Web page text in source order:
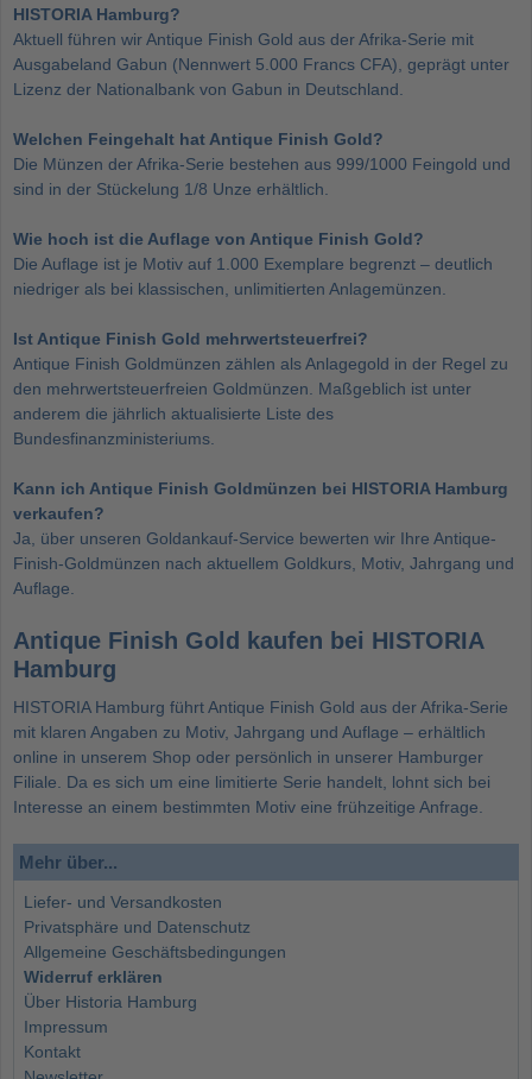
HISTORIA Hamburg?
Aktuell führen wir Antique Finish Gold aus der Afrika-Serie mit
Ausgabeland Gabun (Nennwert 5.000 Francs CFA), geprägt unter
Lizenz der Nationalbank von Gabun in Deutschland.
Welchen Feingehalt hat Antique Finish Gold?
Die Münzen der Afrika-Serie bestehen aus 999/1000 Feingold und
sind in der Stückelung 1/8 Unze erhältlich.
Wie hoch ist die Auflage von Antique Finish Gold?
Die Auflage ist je Motiv auf 1.000 Exemplare begrenzt – deutlich
niedriger als bei klassischen, unlimitierten Anlagemünzen.
Ist Antique Finish Gold mehrwertsteuerfrei?
Antique Finish Goldmünzen zählen als Anlagegold in der Regel zu
den mehrwertsteuerfreien Goldmünzen. Maßgeblich ist unter
anderem die jährlich aktualisierte Liste des
Bundesfinanzministeriums.
Kann ich Antique Finish Goldmünzen bei HISTORIA Hamburg
verkaufen?
Ja, über unseren Goldankauf-Service bewerten wir Ihre Antique-
Finish-Goldmünzen nach aktuellem Goldkurs, Motiv, Jahrgang und
Auflage.
Antique Finish Gold kaufen bei HISTORIA
Hamburg
HISTORIA Hamburg führt Antique Finish Gold aus der Afrika-Serie
mit klaren Angaben zu Motiv, Jahrgang und Auflage – erhältlich
online in unserem Shop oder persönlich in unserer Hamburger
Filiale. Da es sich um eine limitierte Serie handelt, lohnt sich bei
Interesse an einem bestimmten Motiv eine frühzeitige Anfrage.
Mehr über...
Liefer- und Versandkosten
Privatsphäre und Datenschutz
Allgemeine Geschäftsbedingungen
Widerruf erklären
Über Historia Hamburg
Impressum
Kontakt